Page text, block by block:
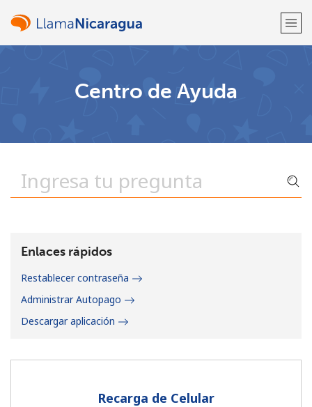
Centro de Ayuda
Recarga de Celular
Enlaces rápidos
Restablecer contraseña
Administrar Autopago
Descargar aplicación